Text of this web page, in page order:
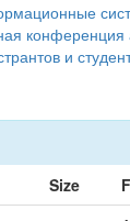
конференция
и
Size